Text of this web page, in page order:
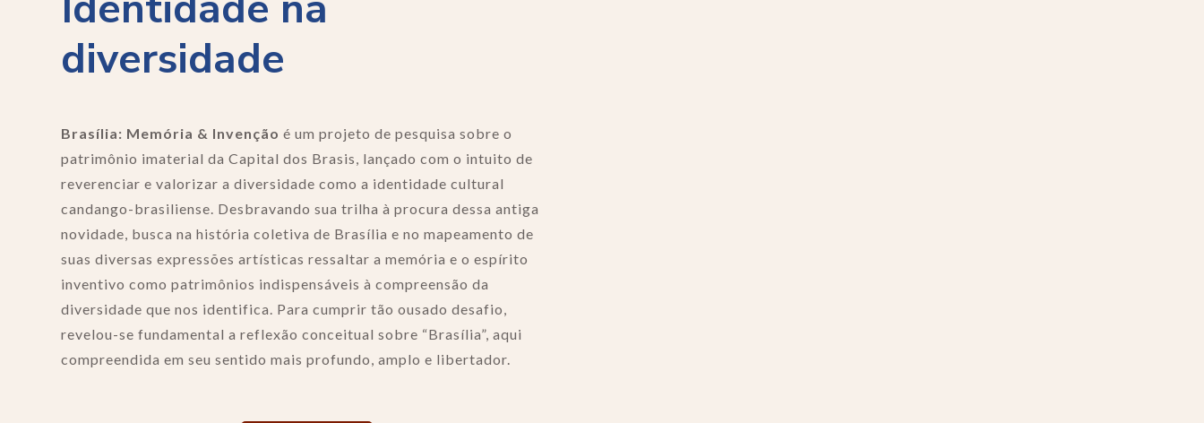
diversidade
Brasília: Memória & Invenção é um projeto de pesquisa sobre o
patrimônio imaterial da Capital dos Brasis, lançado com o intuito de
reverenciar e valorizar a diversidade como a identidade cultural
candango-brasiliense. Desbravando sua trilha à procura dessa antiga
novidade, busca na história coletiva de Brasília e no mapeamento de
suas diversas expressões artísticas ressaltar a memória e o espírito
inventivo como patrimônios indispensáveis à compreensão da
diversidade que nos identifica. Para cumprir tão ousado desafio,
revelou-se fundamental a reflexão conceitual sobre “Brasília”, aqui
compreendida em seu sentido mais profundo, amplo e libertador.